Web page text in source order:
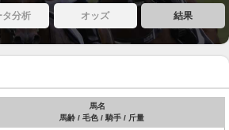
タ分析 オッズ 結果
馬名
馬齢 / 毛色 / 騎手 / 斤量